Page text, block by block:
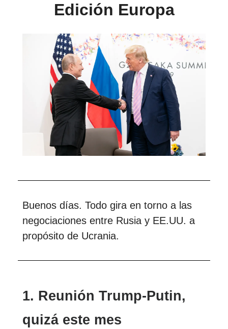
Edición Europa
Buenos días. Todo gira en torno a las
negociaciones entre Rusia y EE.UU. a
propósito de Ucrania.
1. Reunión Trump-Putin,
quizá este mes